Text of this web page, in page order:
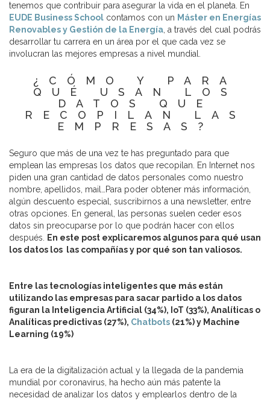
tenemos que contribuir para asegurar la vida en el planeta. En
EUDE Business School contamos con un Máster en Energías
Renovables y Gestión de la Energía , a través del cual podrás
desarrollar tu carrera en un área por el que cada vez se
involucran las mejores empresas a nivel mundial.
¿CÓMO Y PARA
QUÉ USAN LOS
DATOS QUE
RECOPILAN LAS
EMPRESAS?
Seguro que más de una vez te has preguntado para que
emplean las empresas los datos que recopilan. En Internet nos
piden una gran cantidad de datos personales como nuestro
nombre, apellidos, mail…Para poder obtener más información,
algún descuento especial, suscribirnos a una newsletter, entre
otras opciones. En general, las personas suelen ceder esos
datos sin preocuparse por lo que podrán hacer con ellos
después.
En este post explicaremos algunos para qué usan
los datos los las compañías y por qué son tan valiosos.
Entre las tecnologías inteligentes que más están
utilizando las empresas para sacar partido a los datos
figuran la Inteligencia Artificial (34%), IoT (33%), Analíticas o
Analíticas predictivas (27%), Chatbots (21%) y Machine
Learning (19%)
La era de la digitalización actual y la llegada de la pandemia
mundial por coronavirus, ha hecho aún más patente la
necesidad de analizar los datos y emplearlos dentro de la